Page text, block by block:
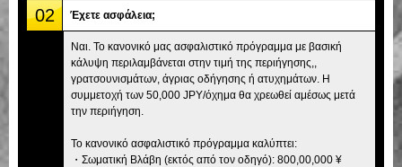
02 Έχετε ασφάλεια;
Ναι. Το κανονικό μας ασφαλιστικό πρόγραμμα με βασική
κάλυψη περιλαμβάνεται στην τιμή της περιήγησης,,
γρατσουνισμάτων, άγριας οδήγησης ή ατυχημάτων. Η
συμμετοχή των 50,000 JPY/όχημα θα χρεωθεί αμέσως μετά
την περιήγηση.
Το κανονικό ασφαλιστικό πρόγραμμα καλύπτει:
・Σωματική Βλάβη (εκτός από τον οδηγό): 800,00,000 ¥